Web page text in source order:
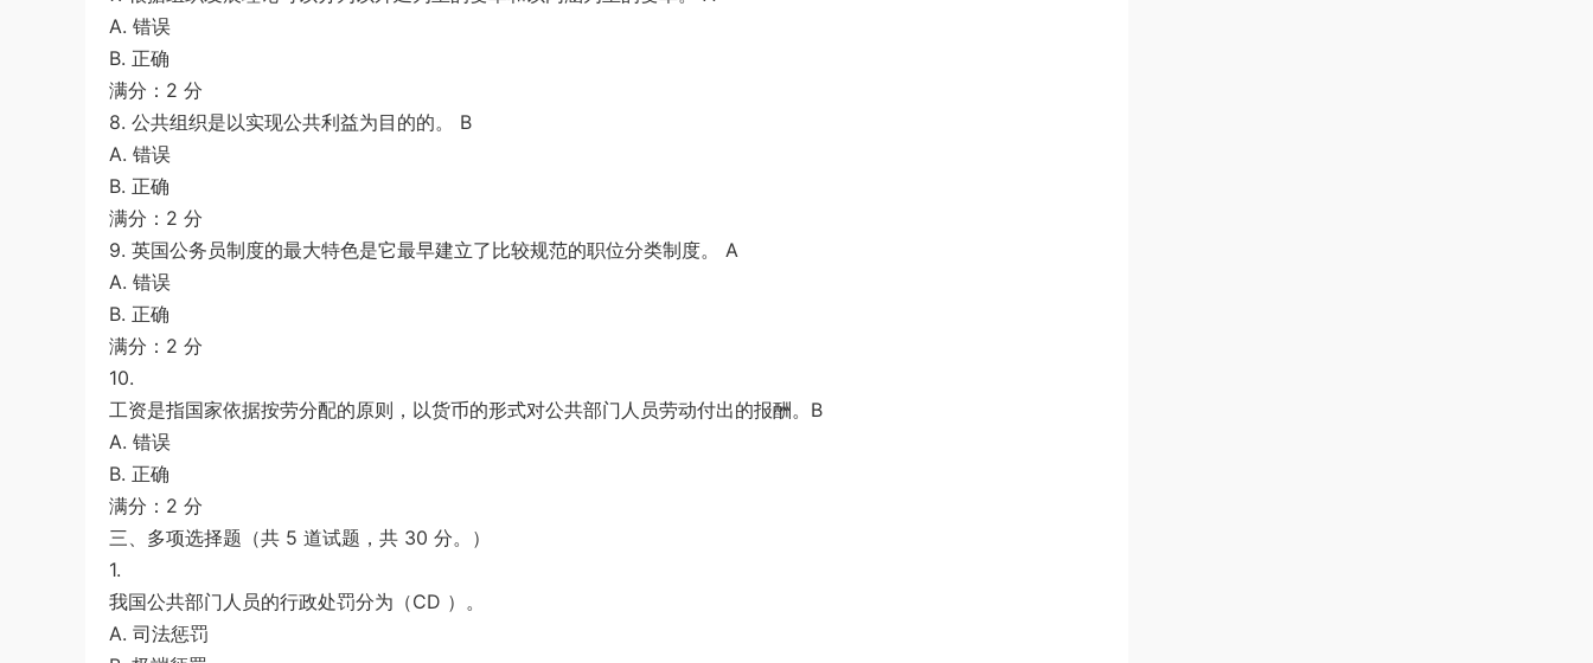
A. 错误
B. 正确
满分：2 分
8. 公共组织是以实现公共利益为目的的。 B
A. 错误
B. 正确
满分：2 分
9. 英国公务员制度的最大特色是它最早建立了比较规范的职位分类制度。 A
A. 错误
B. 正确
满分：2 分
10.
工资是指国家依据按劳分配的原则，以货币的形式对公共部门人员劳动付出的报酬。B
A. 错误
B. 正确
满分：2 分
三、多项选择题（共 5 道试题，共 30 分。）
1.
我国公共部门人员的行政处罚分为（CD ）。
A. 司法惩罚